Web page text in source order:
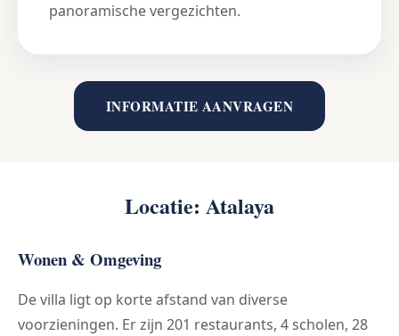
panoramische vergezichten.
INFORMATIE AANVRAGEN
Locatie: Atalaya
Wonen & Omgeving
De villa ligt op korte afstand van diverse
voorzieningen. Er zijn 201 restaurants, 4 scholen, 28